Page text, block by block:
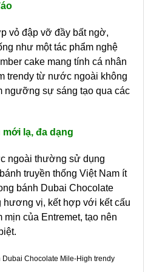
vỏ đập vỡ đầy bất ngờ,
như một tác phẩm nghệ
cake mang tính cá nhân
trendy từ nước ngoài không
ngưỡng sự sáng tạo qua các
lạ, đa dạng
ngoài thường sử dụng
truyền thống Việt Nam ít
bánh Dubai Chocolate
hương vị, kết hợp với kết cấu
của Entremet, tạo nên